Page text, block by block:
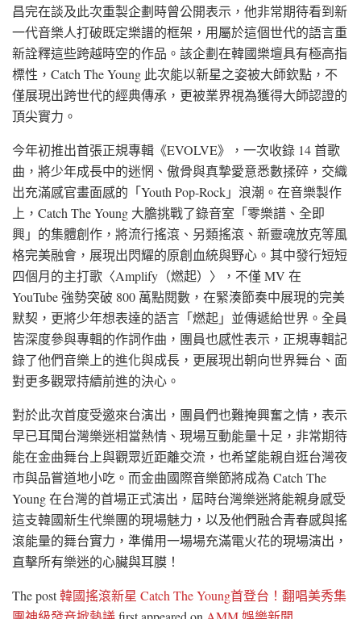
昌完在談及此次重製企劃時曾公開表示，他非常期待看到新
一代音樂人打破既定樂譜的框架，用屬於這個世代的語言重
新詮釋這些跨越時空的作品。該企劃在韓國樂壇具有極高指
標性，Catch The Young 此次能以新星之姿被大師欽點，不
僅展現出跨世代的經典傳承，更被業界視為獲得大師認證的
頂尖實力。
今年初推出首張正規專輯《EVOLVE》，一次收錄 14 首歌
曲，將少年成長中的迷惘、傲骨與真摯愛意悉數揉碎，交織
出充滿感官畫面感的「Youth Pop-Rock」浪潮。在音樂製作
上，Catch The Young 大膽挑戰了錄音室「零樂譜、全即
興」的集體創作，將流行搖滾、另類搖滾、新靈魂放克等風
格完美融會，展現出閃耀的原創血統與野心。其中發行短短
四個月的主打歌〈Amplify（燃起）〉，不僅 MV 在
YouTube 強勢突破 800 萬點閱數，在緊湊節奏中展現的完美
默契，更將少年想表達的語言「燃起」並傳遞給世界。全員
皆深度參與專輯的作詞作曲，團員也感性表示，正規專輯記
錄了他們音樂上的進化與成長，更展現出朝向世界舞台、面
對更多觀眾持續前進的決心。
對於此次首度受邀來台演出，團員們也難掩興奮之情，表示
早已耳聞台灣樂迷相當熱情、現場互動能量十足，非常期待
能在金曲舞台上與觀眾近距離交流，也希望能親自逛台灣夜
市與品嘗道地小吃。而金曲國際音樂節將成為 Catch The
Young 在台灣的首場正式演出，屆時台灣樂迷將能親身感受
這支韓國新生代樂團的現場魅力，以及他們融合青春感與搖
滾能量的舞台實力，準備用一場場充滿電火花的現場演出，
直擊所有樂迷的心臟與耳膜！
The post韓國搖滾新星 Catch The Young首登台！翻唱美秀集